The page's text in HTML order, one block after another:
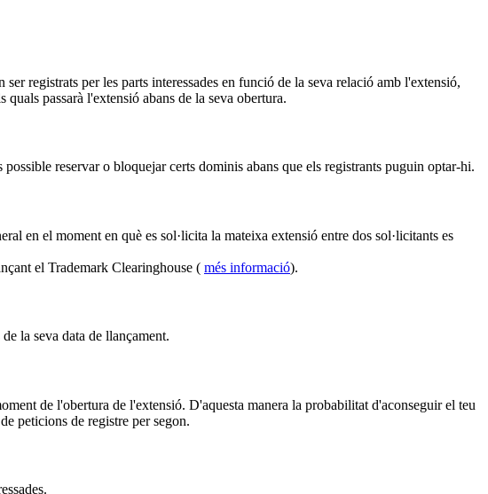
registrats per les parts interessades en funció de la seva relació amb l'extensió,
passarà l'extensió abans de la seva obertura.
reservar o bloquejar certs dominis abans que els registrants puguin optar-hi.
en el moment en què es sol·licita la mateixa extensió entre dos sol·licitants es
el Trademark Clearinghouse ( més informació).
la seva data de llançament.
de l'obertura de l'extensió. D'aquesta manera la probabilitat d'aconseguir el teu
peticions de registre per segon.